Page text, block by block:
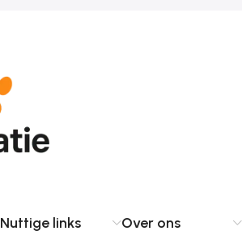
Nuttige links Over ons